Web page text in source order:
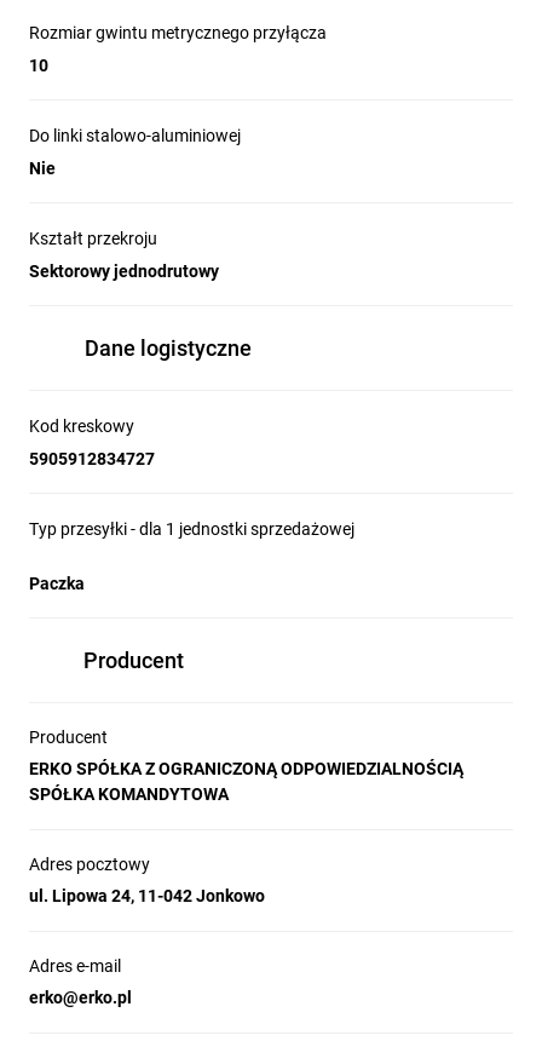
Rozmiar gwintu metrycznego przyłącza
10
Do linki stalowo-aluminiowej
Nie
Kształt przekroju
Sektorowy jednodrutowy
Dane logistyczne
Kod kreskowy
5905912834727
Typ przesyłki - dla 1 jednostki sprzedażowej
Paczka
Producent
Producent
ERKO SPÓŁKA Z OGRANICZONĄ ODPOWIEDZIALNOŚCIĄ
SPÓŁKA KOMANDYTOWA
Adres pocztowy
ul. Lipowa 24, 11-042 Jonkowo
Adres e-mail
erko@erko.pl